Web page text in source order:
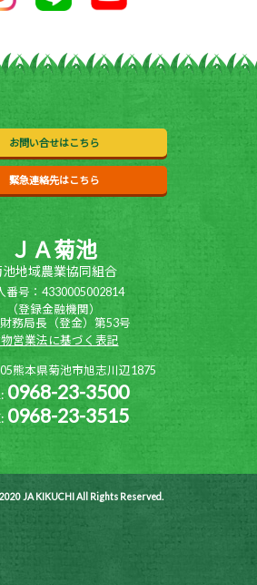
お問い合せはこちら
緊急連絡先はこちら
ＪＡ菊池
池地域農業協同組合
番号：4330005002814
（登録金融機関）
務局長（登金）第53号
営業法に基づく表記
熊本県菊池市旭志川辺1875
0968-23-3500
0968-23-3515
JA KIKUCHI All Rights Reserved.